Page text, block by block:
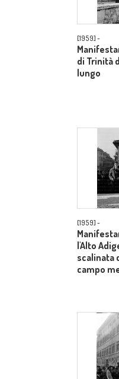
[1959] -
di Trinità
lungo
[1959] -
l'Alto
scalinata
campo